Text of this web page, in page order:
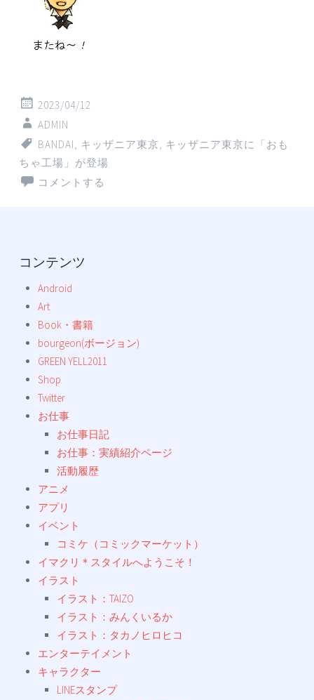
2023/04/12
ADMIN
BANDAI
キッザニア東京 キッザニア東京に「おも
ちゃ工場」が登場
コメントする
コンテンツ
Android
Art
Book・書籍
bourgeon(ボージョン)
GREEN YELL2011
Shop
Twitter
お仕事
お仕事日記
お仕事：実績紹介ページ
活動履歴
アニメ
アプリ
イベント
コミケ（コミックマーケット）
イマクリ＊スタイルへようこそ！
イラスト
イラスト：TAIZO
イラスト：みんくいるか
イラスト：タカノヒロヒコ
エンターテイメント
キャラクター
LINEスタンプ